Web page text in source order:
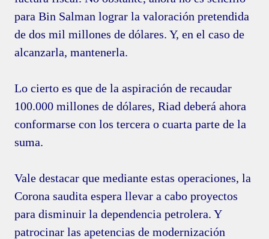
para Bin Salman lograr la valoración pretendida
de dos mil millones de dólares. Y, en el caso de
alcanzarla, mantenerla.
Lo cierto es que de la aspiración de recaudar
100.000 millones de dólares, Riad deberá ahora
conformarse con los tercera o cuarta parte de la
suma.
Vale destacar que mediante estas operaciones, la
Corona saudita espera llevar a cabo proyectos
para disminuir la dependencia petrolera. Y
patrocinar las apetencias de modernización